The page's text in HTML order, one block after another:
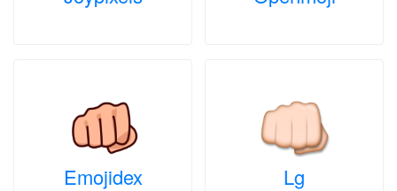
Emojidex Lg